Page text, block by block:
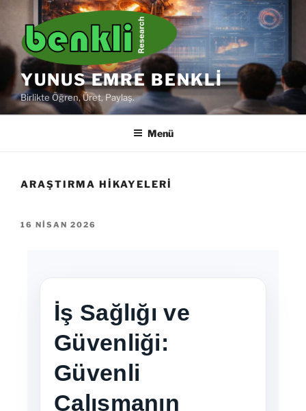
YUNUS EMRE BENKLI
Birlikte Öğren, Üret, Paylaş.
Menü
ARAŞTIRMA HIKAYELERI
16 NISAN 2026
İş Sağlığı ve
Güvenliği:
Güvenli
Çalışmanın